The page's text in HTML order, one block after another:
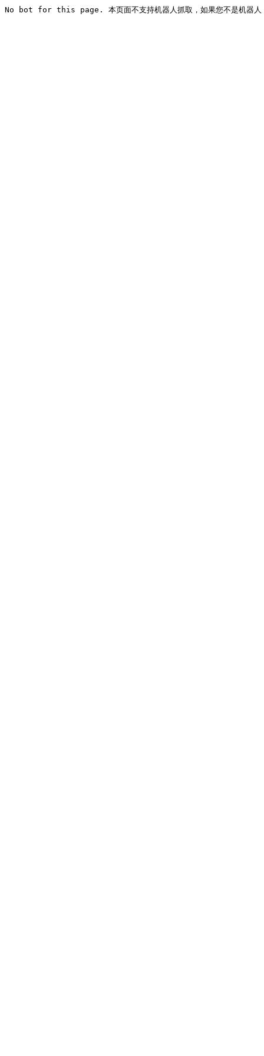
No bot for this page. 本页面不支持机器人抓取，如果您不是机器人，